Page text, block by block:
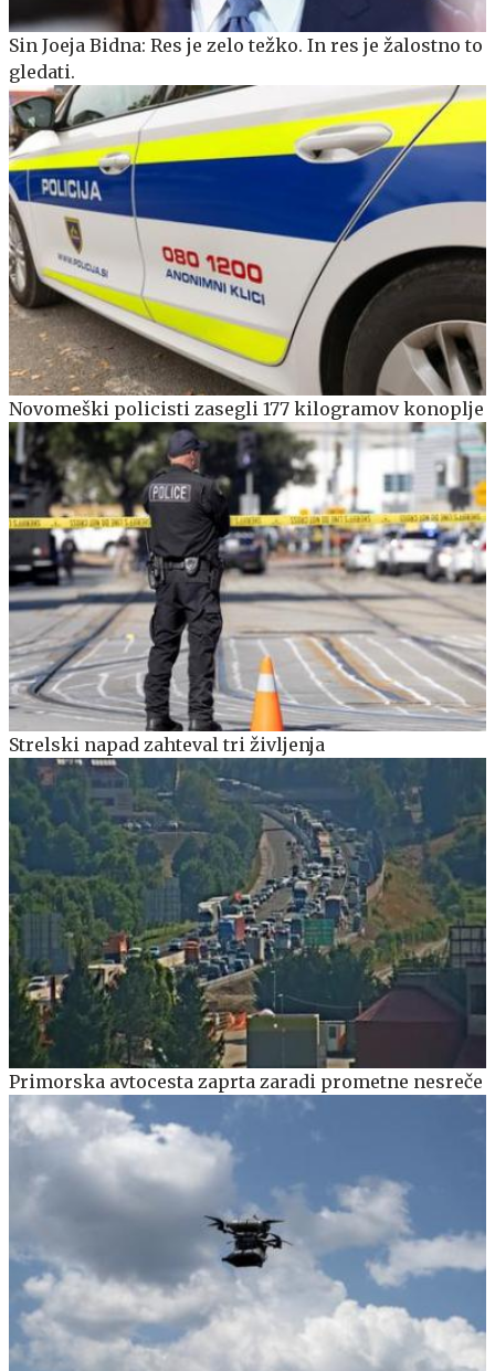
Sin Joeja Bidna: Res je zelo težko. In res je žalostno to
gledati.
Novomeški policisti zasegli 177 kilogramov konoplje
Strelski napad zahteval tri življenja
Primorska avtocesta zaprta zaradi prometne nesreče